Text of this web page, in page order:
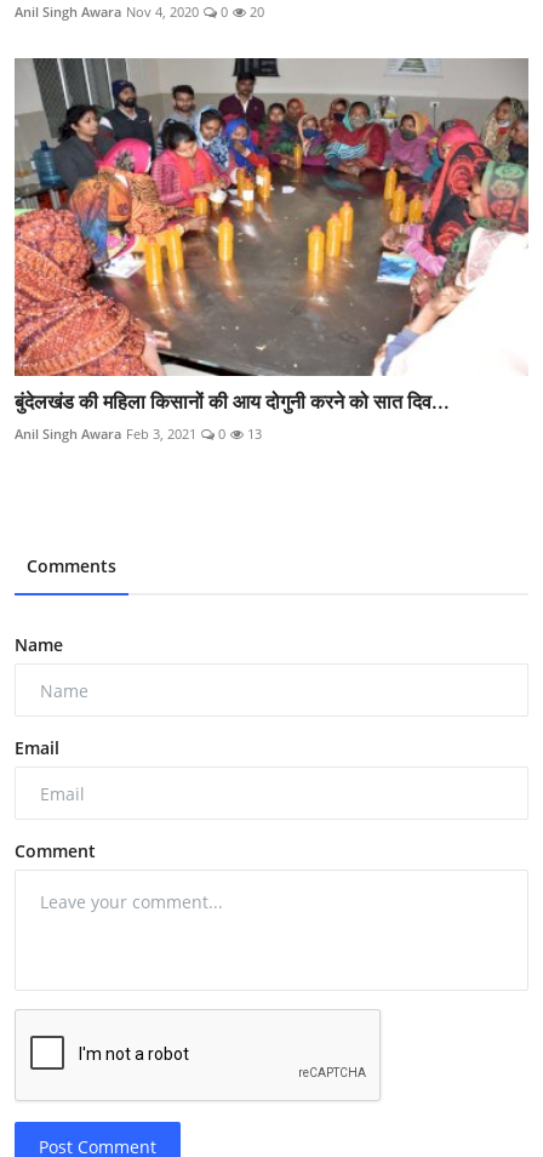
Anil Singh Awara Nov 4, 2020 0 20
बुंदेलखंड की महिला किसानों की आय दोगुनी करने को सात दिव...
Anil Singh Awara Feb 3, 2021 0 13
Comments
Name
Email
Comment
Post Comment